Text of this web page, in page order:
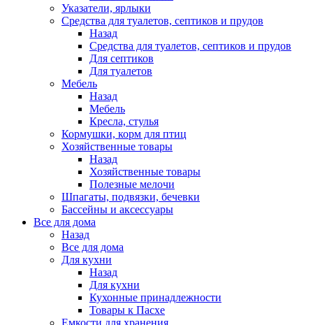
Указатели, ярлыки
Средства для туалетов, септиков и прудов
Назад
Средства для туалетов, септиков и прудов
Для септиков
Для туалетов
Мебель
Назад
Мебель
Кресла, стулья
Кормушки, корм для птиц
Хозяйственные товары
Назад
Хозяйственные товары
Полезные мелочи
Шпагаты, подвязки, бечевки
Бассейны и аксессуары
Все для дома
Назад
Все для дома
Для кухни
Назад
Для кухни
Кухонные принадлежности
Товары к Пасхе
Емкости для хранения